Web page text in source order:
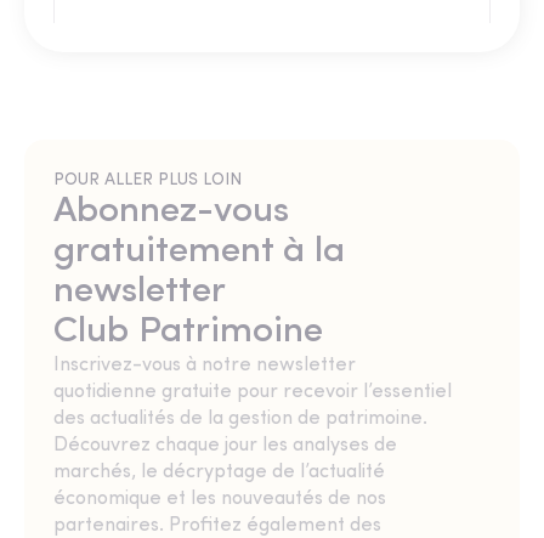
POUR ALLER PLUS LOIN
Abonnez-vous
gratuitement à la
newsletter
Club Patrimoine
Inscrivez-vous à notre newsletter
quotidienne gratuite pour recevoir l’essentiel
des actualités de la gestion de patrimoine.
Découvrez chaque jour les analyses de
marchés, le décryptage de l’actualité
économique et les nouveautés de nos
partenaires. Profitez également des